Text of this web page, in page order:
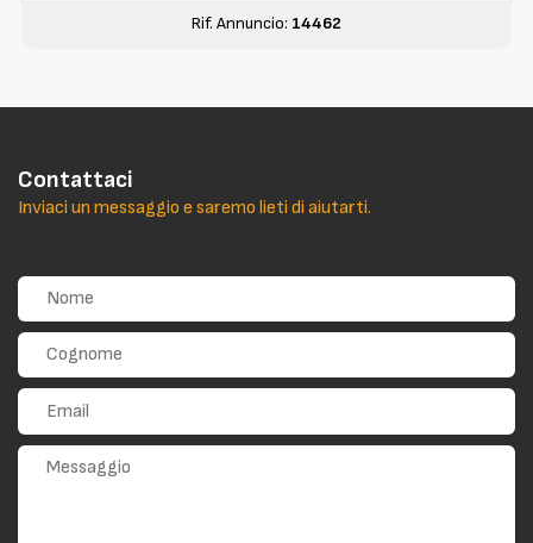
Rif. Annuncio: 14462
Contattaci
Inviaci un messaggio e saremo lieti di aiutarti.